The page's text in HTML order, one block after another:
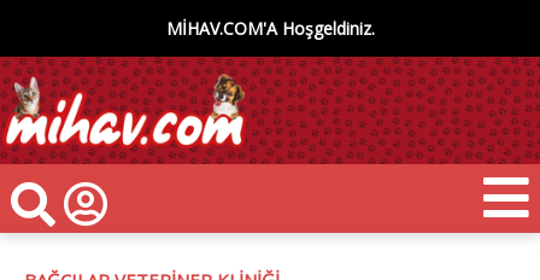
MİHAV.COM'A Hoşgeldiniz.